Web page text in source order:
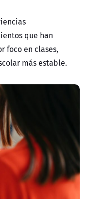
que han
foco en clases,
más estable.